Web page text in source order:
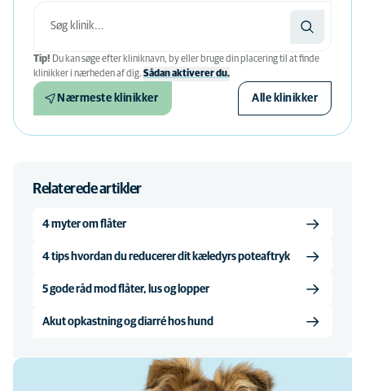
Tip! Du kan søge efter kliniknavn, by eller bruge din placering til at finde
klinikker i nærheden af ​​dig. Sådan aktiverer du.
Nærmeste klinikker Alle klinikker
Relaterede artikler
4 myter om flåter
4 tips hvordan du reducerer dit kæledyrs poteaftryk
5 gode råd mod flåter, lus og lopper
Akut opkastning og diarré hos hund